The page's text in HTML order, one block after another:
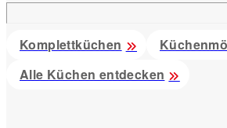
Komplettküchen
Alle Küchen entdecken